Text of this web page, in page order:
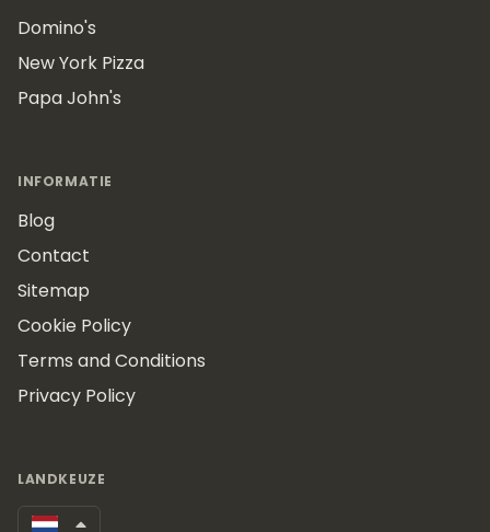
Domino's
New York Pizza
Papa John's
INFORMATIE
Blog
Contact
Sitemap
Cookie Policy
Terms and Conditions
Privacy Policy
LANDKEUZE